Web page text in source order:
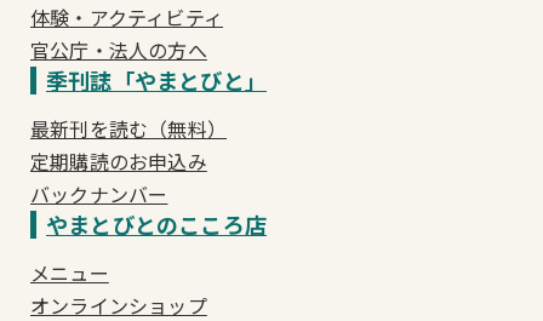
体験・アクティビティ
官公庁・法人の方へ
季刊誌「やまとびと」
最新刊を読む（無料）
定期購読のお申込み
バックナンバー
やまとびとのこころ店
メニュー
オンラインショップ